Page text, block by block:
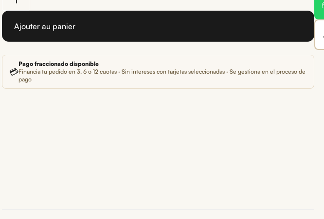
Ajouter au panier
💳
Pago fraccionado disponible
Financia tu pedido en 3, 6 o 12 cuotas · Sin intereses con tarjetas seleccionadas · Se gestiona en el proceso de
pago